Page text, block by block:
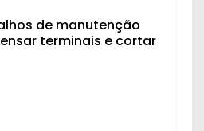
de manutenção
terminais e cortar